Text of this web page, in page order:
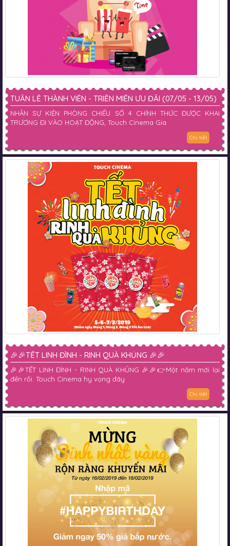
TUẦN LỄ THÀNH VIÊN - TRIỀN MIÊN ƯU ĐÃI (07/05 - 13/05)
NHÂN SỰ KIỆN PHÒNG CHIẾU SỐ 4 CHÍNH THỨC ĐƯỢC KHAI
TRƯƠNG ĐI VÀO HOẠT ĐỘNG, Touch Cinema Gia
Chi tiết
🎉🎉TẾT LINH ĐÌNH - RINH QUÀ KHỦNG 🎉🎉
🎉🎉TẾT LINH ĐÌNH - RINH QUÀ KHỦNG 🎉🎉👉Một năm mới lại
đến rồi. Touch Cinema hy vọng đây
Chi tiết